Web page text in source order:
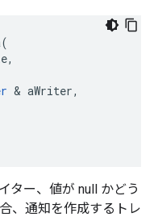
& aWriter,
ター、値が null かどう
、通知を作成するトレ